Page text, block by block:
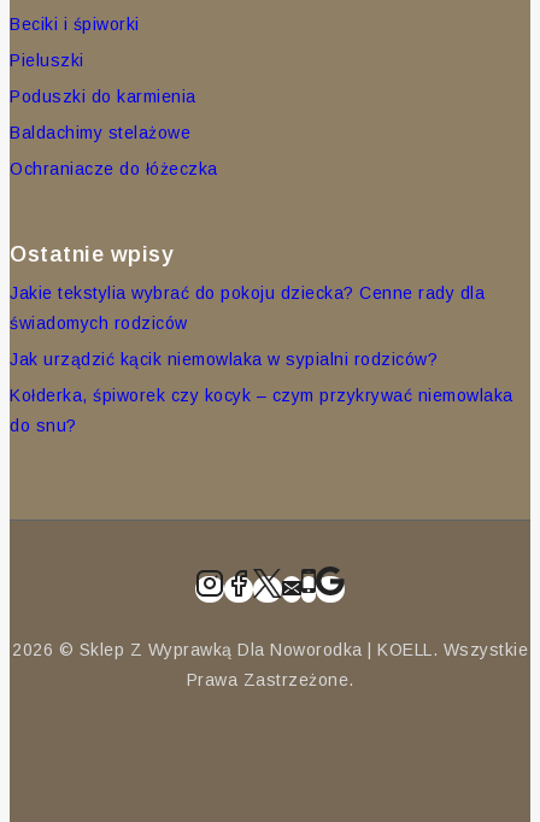
Beciki i śpiworki
Pieluszki
Poduszki do karmienia
Baldachimy stelażowe
Ochraniacze do łóżeczka
Ostatnie wpisy
Jakie tekstylia wybrać do pokoju dziecka? Cenne rady dla
świadomych rodziców
Jak urządzić kącik niemowlaka w sypialni rodziców?
Kołderka, śpiworek czy kocyk – czym przykrywać niemowlaka
do snu?
2026 © Sklep Z Wyprawką Dla Noworodka | KOELL. Wszystkie
Prawa Zastrzeżone.